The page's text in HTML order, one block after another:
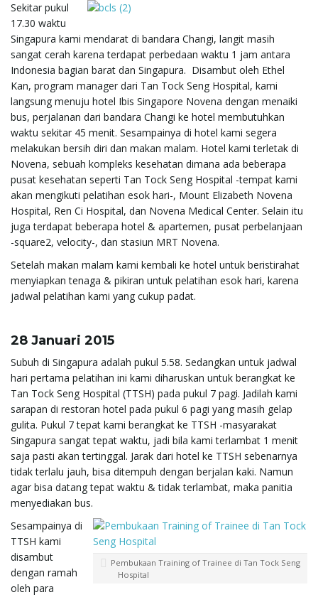
Sekitar pukul
17.30 waktu
Singapura kami mendarat di bandara Changi, langit masih
sangat cerah karena terdapat perbedaan waktu 1 jam antara
Indonesia bagian barat dan Singapura. Disambut oleh Ethel
Kan, program manager dari Tan Tock Seng Hospital, kami
langsung menuju hotel Ibis Singapore Novena dengan menaiki
bus, perjalanan dari bandara Changi ke hotel membutuhkan
waktu sekitar 45 menit. Sesampainya di hotel kami segera
melakukan bersih diri dan makan malam. Hotel kami terletak di
Novena, sebuah kompleks kesehatan dimana ada beberapa
pusat kesehatan seperti Tan Tock Seng Hospital -tempat kami
akan mengikuti pelatihan esok hari-, Mount Elizabeth Novena
Hospital, Ren Ci Hospital, dan Novena Medical Center. Selain itu
juga terdapat beberapa hotel & apartemen, pusat perbelanjaan
-square2, velocity-, dan stasiun MRT Novena.
Setelah makan malam kami kembali ke hotel untuk beristirahat
menyiapkan tenaga & pikiran untuk pelatihan esok hari, karena
jadwal pelatihan kami yang cukup padat.
28 Januari 2015
Subuh di Singapura adalah pukul 5.58. Sedangkan untuk jadwal
hari pertama pelatihan ini kami diharuskan untuk berangkat ke
Tan Tock Seng Hospital (TTSH) pada pukul 7 pagi. Jadilah kami
sarapan di restoran hotel pada pukul 6 pagi yang masih gelap
gulita. Pukul 7 tepat kami berangkat ke TTSH -masyarakat
Singapura sangat tepat waktu, jadi bila kami terlambat 1 menit
saja pasti akan tertinggal. Jarak dari hotel ke TTSH sebenarnya
tidak terlalu jauh, bisa ditempuh dengan berjalan kaki. Namun
agar bisa datang tepat waktu & tidak terlambat, maka panitia
menyediakan bus.
Pembukaan Training of Trainee di Tan Tock Seng
Hospital
Sesampainya di
TTSH kami
disambut
dengan ramah
oleh para